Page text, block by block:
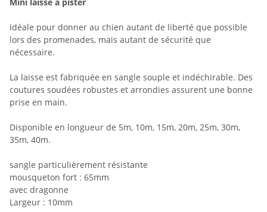
Idéale pour donner au chien autant de liberté que possible
lors des promenades, mais autant de sécurité que
nécessaire.
La laisse est fabriquée en sangle souple et indéchirable. Des
coutures soudées robustes et arrondies assurent une bonne
prise en main.
Disponible en longueur de 5m, 10m, 15m, 20m, 25m, 30m,
35m, 40m.
sangle particulièrement résistante
mousqueton fort : 65mm
avec dragonne
Largeur : 10mm